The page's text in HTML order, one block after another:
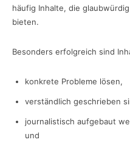
häufig Inhalte, die
bieten.
Besonders erfolgreich sind
konkrete Probleme lösen,
verständlich geschrieben
journalistisch aufgebaut
und